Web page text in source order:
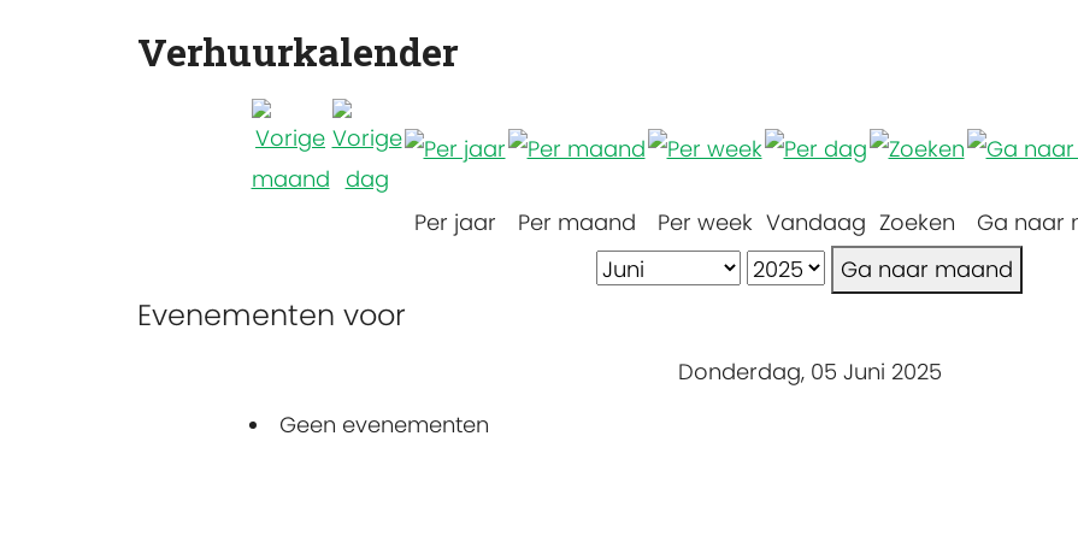
Verhuurkalender
Per jaar Per maand Per week Vandaag Zoeken
Ga naar
Ga naar maand
Evenementen voor
Donderdag, 05 Juni 2025
Geen evenementen